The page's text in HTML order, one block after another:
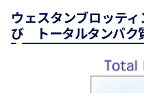
ウェスタンブロッテ
び トータルタンパク